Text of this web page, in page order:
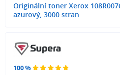
Originální toner Xerox
azurový, 3000 stran
100 %